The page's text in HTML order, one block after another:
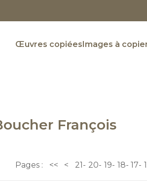
Œuvres copiéesImages à
François
Pages : << < 21 20 19 18 17